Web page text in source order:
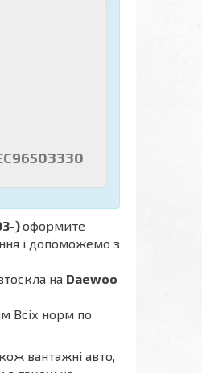
)оформите
і допоможемо з
на Daewoo
Всіх норм по
вантажні авто,